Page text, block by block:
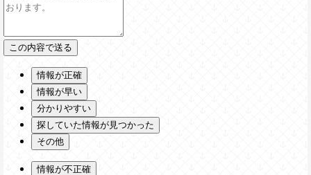
情報が正確
情報が早い
分かりやすい
探していた情報が見つかった
その他
情報が不正確